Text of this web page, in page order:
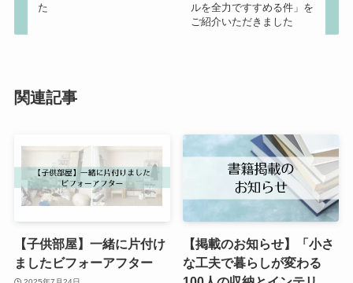
た
ルを全力ですすめる件」を
ご紹介いただきました
関連記事
【子供部屋】一緒に片付け
ましたビフォーアフター
【掲載のお知らせ】「小さ
な工夫で暮らしが変わる